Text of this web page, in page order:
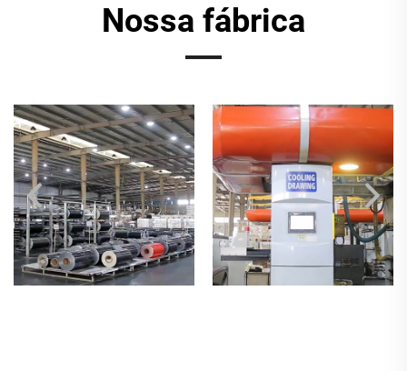
Nossa fábrica